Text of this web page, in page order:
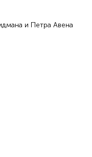
и Петра Авена